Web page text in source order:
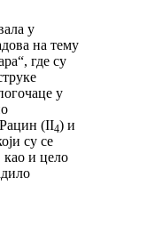
у
на тему
где су
у
(II4) и
су се
као и цело